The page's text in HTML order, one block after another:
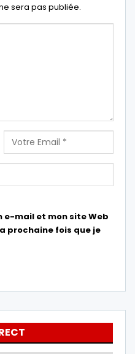
sera pas publiée.
e-mail et mon site Web
prochaine fois que je